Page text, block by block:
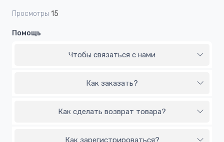
Просмотры 15
Помощь
Чтобы связаться с нами
Как заказать?
Как сделать возврат товара?
Как зарегистрироваться?